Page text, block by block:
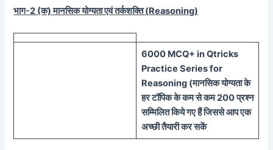
भाग-2 (क) मानसिक योग्यता एवं तर्कशक्ति (Reasoning)
6000 MCQ+ inQtricks
Practice Seriesfor
Reasoning (मानसिकयोग्यता के
हर टॉपिक के कम से कम 200 प्रश्न
सम्मिलित किये गए हैं जिससे आप एक
अच्छी तैयारी कर सकें